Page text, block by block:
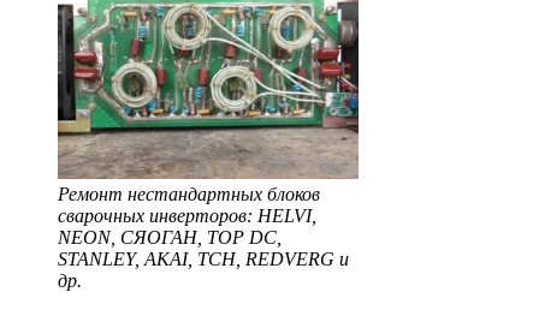
Ремонт нестандартных блоков
сварочных инверторов: HELVI,
NEON, СЯОГАН, TOP DC,
STANLEY, AKAI, TCH, REDVERG и
др.